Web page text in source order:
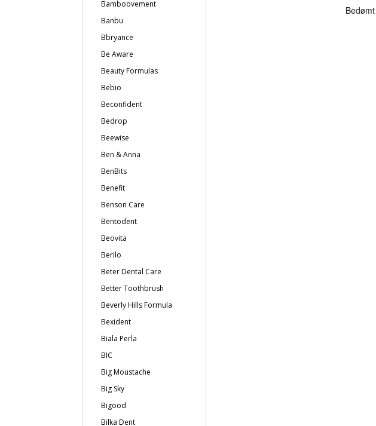
Bamboovement
Banbu
Bbryance
Be Aware
Beauty Formulas
Bebio
Beconfident
Bedrop
Beewise
Ben & Anna
BenBits
Benefit
Benson Care
Bentodent
Beovita
Berilo
Beter Dental Care
Better Toothbrush
Beverly Hills Formula
Bexident
Biala Perla
BIC
Big Moustache
Big Sky
Bigood
Bilka Dent